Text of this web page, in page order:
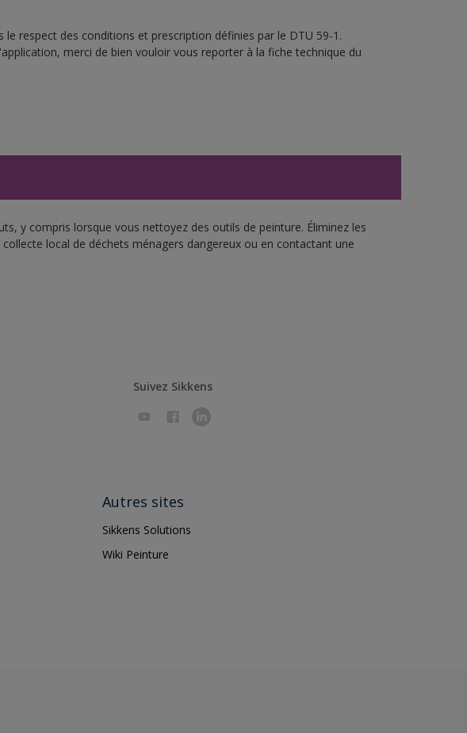
respect des conditions et prescription définies par le DTU 59-1.
merci de bien vouloir vous reporter à la fiche technique du
y compris lorsque vous nettoyez des outils de peinture. Éliminez les
local de déchets ménagers dangereux ou en contactant une
Suivez Sikkens
Autres sites
Sikkens Solutions
Wiki Peinture